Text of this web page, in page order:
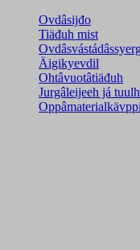
Ovdâsijđo
Tiäđuh mist
Äigikyevdil
Ohtâvuotâtiäđuh
Jurgâleijeeh já
Oppâmaterialkävppi